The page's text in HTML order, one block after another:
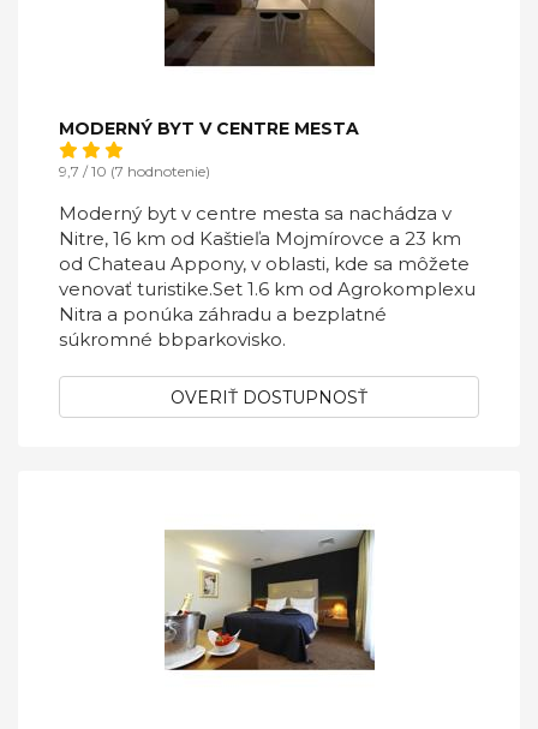
MODERNÝ BYT V CENTRE MESTA
9,7 / 10 (7 hodnotenie)
Moderný byt v centre mesta sa nachádza v
Nitre, 16 km od Kaštieľa Mojmírovce a 23 km
od Chateau Appony, v oblasti, kde sa môžete
venovať turistike.Set 1.6 km od Agrokomplexu
Nitra a ponúka záhradu a bezplatné
súkromné bbparkovisko.
OVERIŤ DOSTUPNOSŤ